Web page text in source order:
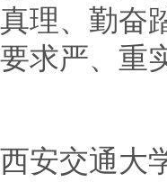
真理、勤奋
要求严、重
西安交通大